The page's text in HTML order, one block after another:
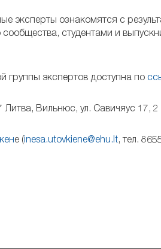
эксперты ознакомятся с
сообщества, студентами и
экспертов доступна по
Литва, Вильнюс, ул. Савичяус 17,
е (inesa.utovkiene@ehu.lt, тел.